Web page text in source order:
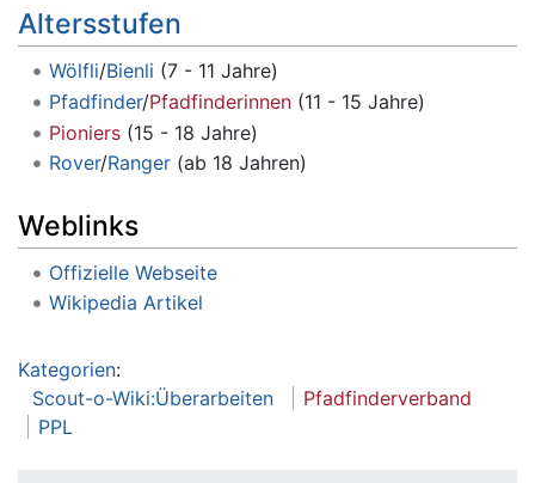
Altersstufen
Wölfli/Bienli (7 - 11 Jahre)
Pfadfinder/Pfadfinderinnen(11 - 15 Jahre)
Pioniers(15 - 18 Jahre)
Rover/Ranger(ab 18 Jahren)
Weblinks
Offizielle Webseite
Wikipedia Artikel
Kategorien:
Scout-o-Wiki:Überarbeiten
Pfadfinderverband
PPL